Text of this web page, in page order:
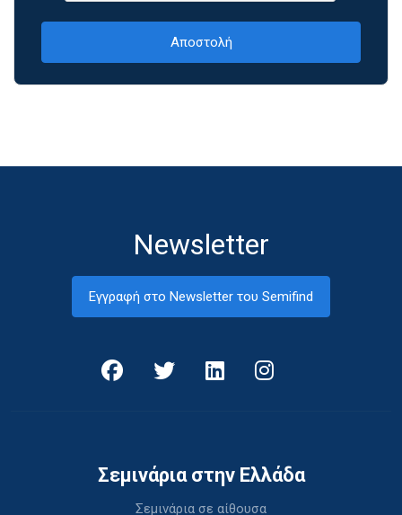
Newsletter
Εγγραφή στο Newsletter του Semifind
Σεμινάρια στην Ελλάδα
Σεμινάρια σε αίθουσα